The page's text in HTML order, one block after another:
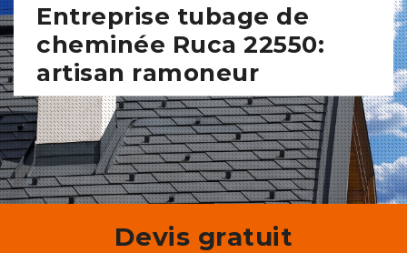
Entreprise tubage de
cheminée Ruca 22550:
artisan ramoneur
Devis gratuit